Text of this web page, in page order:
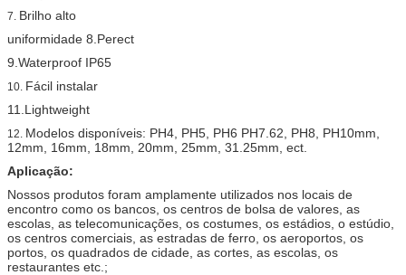
7. Brilho alto
uniformidade 8.Perect
9.Waterproof IP65
10. Fácil instalar
11.Lightweight
12. Modelos disponíveis: PH4, PH5, PH6 PH7.62, PH8, PH10mm,
12mm, 16mm, 18mm, 20mm, 25mm, 31.25mm, ect.
Aplicação:
Nossos produtos foram amplamente utilizados nos locais de
encontro como os bancos, os centros de bolsa de valores, as
escolas, as telecomunicações, os costumes, os estádios, o estúdio,
os centros comerciais, as estradas de ferro, os aeroportos, os
portos, os quadrados de cidade, as cortes, as escolas, os
restaurantes etc.;